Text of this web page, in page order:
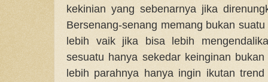
kekinian yang sebenarnya jika
Bersenang-senang memang bukan
lebih vaik jika bisa lebih
sesuatu hanya sekedar keinginan
lebih parahnya hanya ingin ikutan